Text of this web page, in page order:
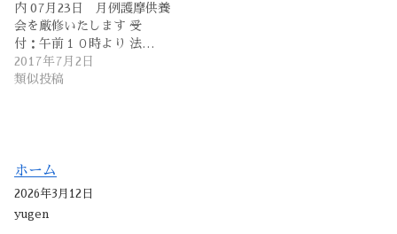
内 07月23日 月例護摩供養
会を厳修いたします 受
付：午前１０時より 法…
2017年7月2日
類似投稿
ホーム
2026年3月12日
yugen